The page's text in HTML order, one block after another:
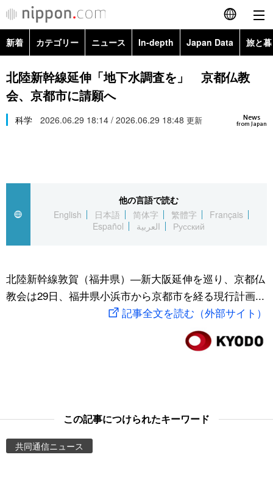
English
简体字
Русский
カテゴリー
経済・ビジネス
国際
文化
トップ
アーカイブ
In-depth
Japan Data
動画/Live
新着 カテゴリー ニュース In-depth Japan Data 旅と
政治・外交
経済・ビジネス
スポーツ・東京2020
Topics
北陸新幹線延伸「地下水調査を」 京都仏教
会、京都市に請願へ
News
from Japan
科学 2026.06.29 18:14 / 2026.06.29 18:48 更新
他の言語で読む
English
日本語 简体字 繁體字
Français
Español
العربية Русский
北陸新幹線敦賀（福井県）―新大阪延伸を巡り、京都仏
教会は29日、福井県小浜市から京都市を経る現行計画...
記事全文を読む（外部サイト）
この記事につけられたキーワード
共同通信ニュース